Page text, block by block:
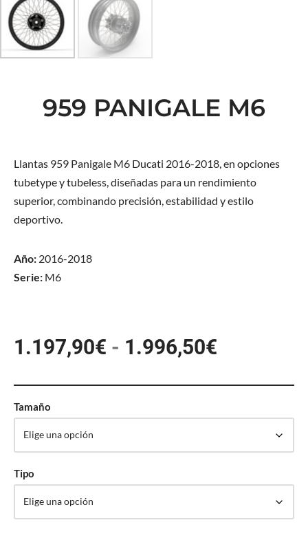
959 PANIGALE M6
Llantas 959 Panigale M6 Ducati 2016-2018, en opciones
tubetype y tubeless, diseñadas para un rendimiento
superior, combinando precisión, estabilidad y estilo
deportivo.
Año: 2016-2018
Serie: M6
1.197,90€ - 1.996,50€
Tamaño
Tipo